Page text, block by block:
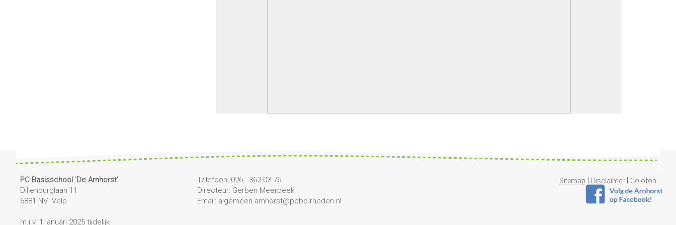
PC Basisschool 'De Arnhorst'
Dillenburglaan 11
6881 NV Velp
m.i.v. 1 januari 2025 tijdelijk
Telefoon: 026 - 362 03 76
Directeur: Gerben Meerbeek
Email: algemeen.arnhorst@pcbo-rheden.nl
Sitemap | Disclaimer| Colofon